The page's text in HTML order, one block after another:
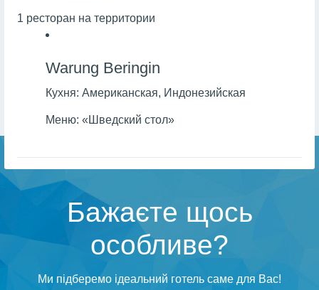
1 ресторан на территории
Warung Beringin
Кухня: Американская, Индонезийская
Меню: «Шведский стол»
Бажаєте щось
особливе?
Ми підберемо ідеальний готель саме для Вас!